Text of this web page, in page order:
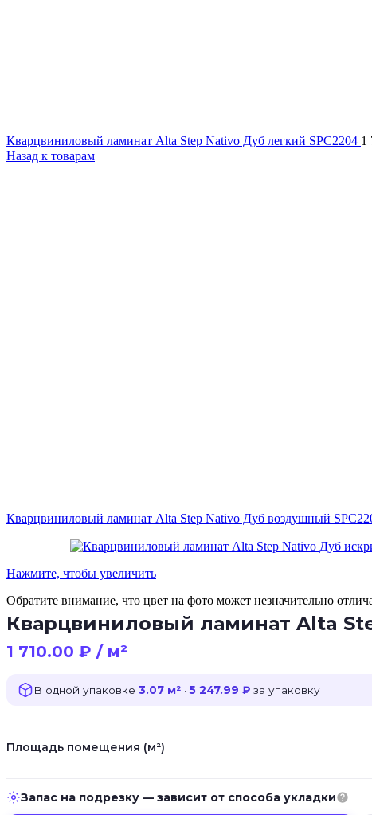
Кварцвиниловый ламинат Alta Step Nativo Дуб легкий SPC2204 1
Назад к товарам
Кварцвиниловый ламинат Alta Step Nativo Дуб воздушный
Нажмите, чтобы увеличить
Обратите внимание, что цвет на фото может незначительно
Кварцвиниловый ламинат Alta
1 710.00 ₽ / м²
В одной упаковке 3.07 м² ·5 247.99 ₽ за упаковку
Площадь помещения (м²)
Запас на подрезку — зависит от способа укладки